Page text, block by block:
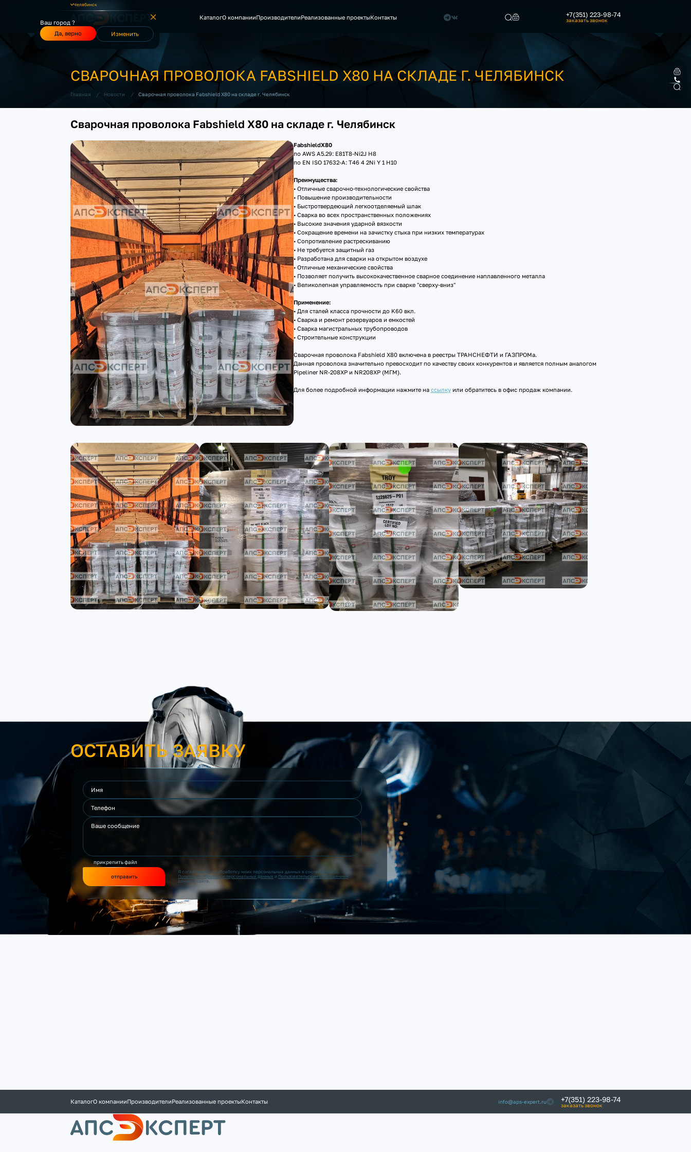
Челябинск
Ваш город ?
Да, верно
Изменить
КаталогО компанииПроизводителиРеализованные проектыКонтакты +7(351) 223-98-74
заказать звонок
СВАРОЧНАЯ ПРОВОЛОКА FABSHIELD X80 НА СКЛАДЕ Г. ЧЕЛЯБИНСК
Главная / Новости / Сварочная проволока Fabshield X80 на складе г. Челябинск
Сварочная проволока Fabshield X80 на складе г. Челябинск
FabshieldX80
по AWS A5.29: E81T8-Ni2J H8
по EN ISO 17632-A: T46 4 2Ni Y 1 H10
Преимущества:
• Отличные сварочно-технологические свойства
• Повышение производительности
• Быстротвердеющий легкоотделяемый шлак
• Сварка во всех пространственных положениях
• Высокие значения ударной вязкости
• Сокращение времени на зачистку стыка при низких температурах
• Сопротивление растрескиванию
• Не требуется защитный газ
• Разработана для сварки на открытом воздухе
• Отличные механические свойства
• Позволяет получить высококачественное сварное соединение наплавленного металла
• Великолепная управляемость при сварке "сверху-вниз"
Применение:
• Для сталей класса прочности до K60 вкл.
• Сварка и ремонт резервуаров и емкостей
• Сварка магистральных трубопроводов
• Строительные конструкции
Сварочная проволока Fabshield X80 включена в реестры ТРАНСНЕФТИ и ГАЗПРОМа.
Данная проволока значительно превосходит по качеству своих конкурентов и является полным аналогом
Pipeliner NR-208XP и NR208XP (МГМ).
Для более подробной информации нажмите на ссылкуили обратитесь в офис продаж компании.
ОСТАВИТЬ ЗАЯВКУ
прикрепить файл
отправить
Я согласен(на) на обработку моих персональных данных в соответствии с
Политикой обработки персональных данных и Пользовательским соглашением
данного сайта.
КаталогО компанииПроизводителиРеализованные проектыКонтакты info@aps-expert.ru +7(351) 223-98-74
заказать звонок